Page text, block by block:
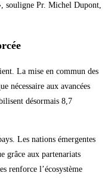
souligne Pr. Michel Dupont,
La mise en commun des
nécessaire aux avancées
désormais 8,7
Les nations émergentes
grâce aux partenariats
renforce l’écosystème